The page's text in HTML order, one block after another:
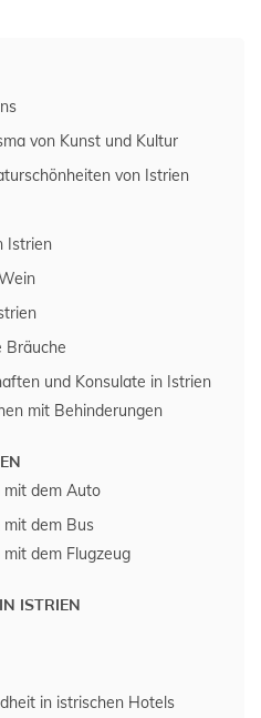
von Kunst und Kultur
von Istrien
Istrien
Bräuche
und Konsulate in Istrien
mit Behinderungen
mit dem Auto
mit dem Bus
dem Flugzeug
ISTRIEN
in istrischen Hotels